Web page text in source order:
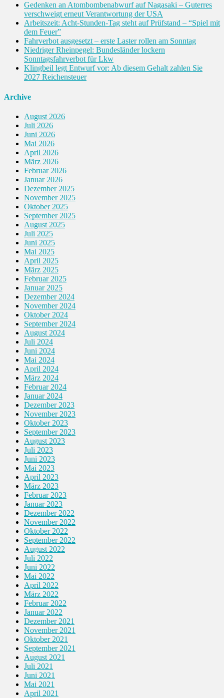
Gedenken an Atombombenabwurf auf Nagasaki – Guterres
verschweigt erneut Verantwortung der USA
Arbeitszeit: Acht-Stunden-Tag steht auf Prüfstand – “Spiel mit
dem Feuer”
Fahrverbot ausgesetzt – erste Laster rollen am Sonntag
Niedriger Rheinpegel: Bundesländer lockern
Sonntagsfahrverbot für Lkw
Klingbeil legt Entwurf vor: Ab diesem Gehalt zahlen Sie
2027 Reichensteuer
Archive
August 2026
Juli 2026
Juni 2026
Mai 2026
April 2026
März 2026
Februar 2026
Januar 2026
Dezember 2025
November 2025
Oktober 2025
September 2025
August 2025
Juli 2025
Juni 2025
Mai 2025
April 2025
März 2025
Februar 2025
Januar 2025
Dezember 2024
November 2024
Oktober 2024
September 2024
August 2024
Juli 2024
Juni 2024
Mai 2024
April 2024
März 2024
Februar 2024
Januar 2024
Dezember 2023
November 2023
Oktober 2023
September 2023
August 2023
Juli 2023
Juni 2023
Mai 2023
April 2023
März 2023
Februar 2023
Januar 2023
Dezember 2022
November 2022
Oktober 2022
September 2022
August 2022
Juli 2022
Juni 2022
Mai 2022
April 2022
März 2022
Februar 2022
Januar 2022
Dezember 2021
November 2021
Oktober 2021
September 2021
August 2021
Juli 2021
Juni 2021
Mai 2021
April 2021